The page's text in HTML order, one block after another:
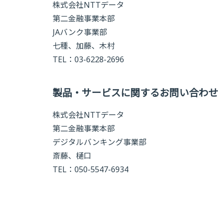
株式会社NTTデータ
第二金融事業本部
JAバンク事業部
七種、加藤、木村
TEL： 03-6228-2696
製品・サービスに関するお問い合わ
株式会社NTTデータ
第二金融事業本部
デジタルバンキング事業部
斎藤、樋口
TEL： 050-5547-6934